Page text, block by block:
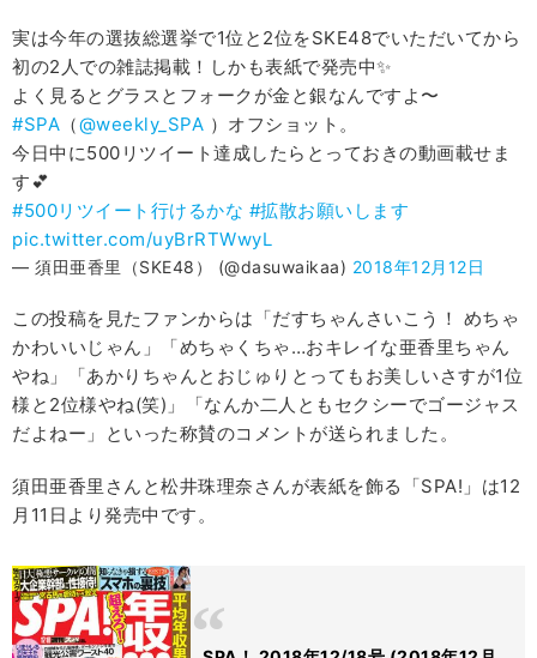
実は今年の選抜総選挙で1位と2位をSKE48でいただいてから
初の2人での雑誌掲載！しかも表紙で発売中✨
よく見るとグラスとフォークが金と銀なんですよ〜
#SPA （@weekly_SPA ）オフショット。
今日中に500リツイート達成したらとっておきの動画載せま
す💕
#500リツイート行けるかな #拡散お願いします
pic.twitter.com/uyBrRTWwyL
— 須田亜香里（SKE48） (@dasuwaikaa) 2018年12月12日
この投稿を見たファンからは「だすちゃんさいこう！ めちゃ
かわいいじゃん」「めちゃくちゃ…おキレイな亜香里ちゃん
やね」「あかりちゃんとおじゅりとってもお美しいさすが1位
様と2位様やね(笑)」「なんか二人ともセクシーでゴージャス
だよねー」といった称賛のコメントが送られました。
須田亜香里さんと松井珠理奈さんが表紙を飾る「SPA!」は12
月11日より発売中です。